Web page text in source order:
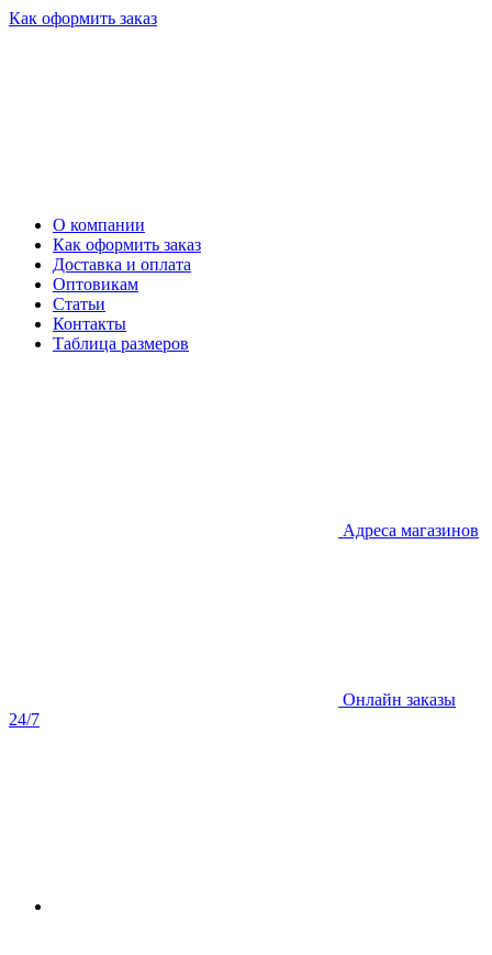
Как оформить заказ
О компании
Как оформить заказ
Доставка и оплата
Оптовикам
Статьи
Контакты
Таблица размеров
Адреса магазинов
Онлайн заказы
24/7